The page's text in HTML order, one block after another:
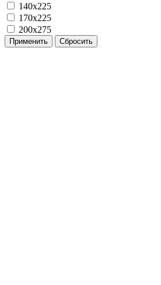
140х225
170х225
200х275
Применить Сбросить